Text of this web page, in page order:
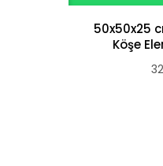
50x50x25
Köşe